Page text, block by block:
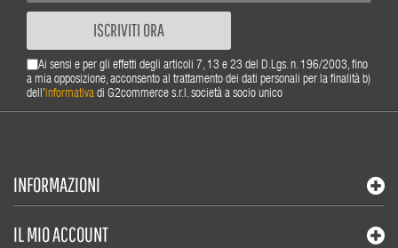
ISCRIVITI ORA
Ai sensi e per gli effetti degli articoli 7, 13 e 23 del D.Lgs. n. 196/2003, fino
a mia opposizione, acconsento al trattamento dei dati personali per la finalità b)
dell'informativa di G2commerce s.r.l. società a socio unico
INFORMAZIONI
IL MIO ACCOUNT